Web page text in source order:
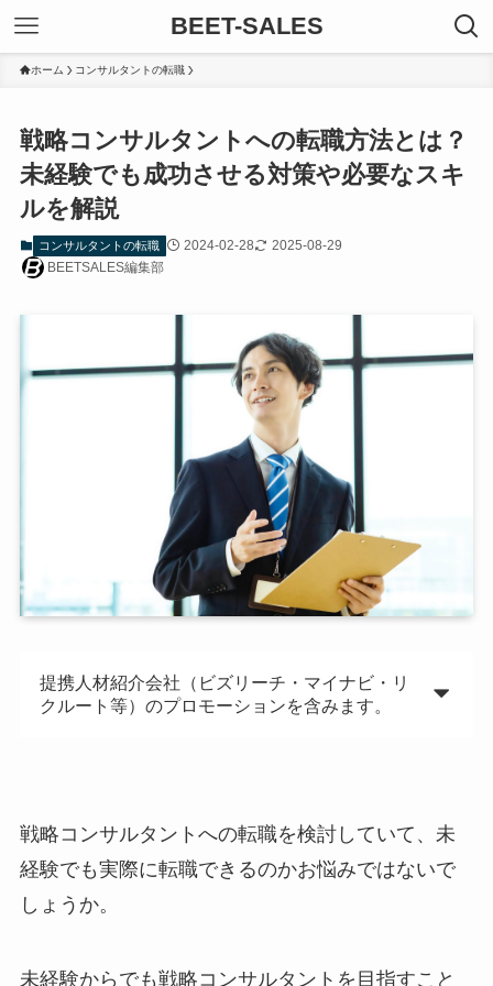
BEET-SALES
ホーム コンサルタントの転職
戦略コンサルタントへの転職方法とは？
未経験でも成功させる対策や必要なスキ
ルを解説
コンサルタントの転職 2024-02-28
2025-08-29
BEETSALES編集部
提携人材紹介会社（ビズリーチ・マイナビ・リ
クルート等）のプロモーションを含みます。
戦略コンサルタントへの転職を検討していて、未
経験でも実際に転職できるのかお悩みではないで
しょうか。
未経験からでも戦略コンサルタントを目指すこと